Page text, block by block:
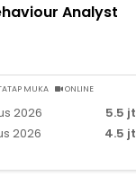
Analyst
MUKA ONLINE
2026
5.5 jt
2026
4.5 jt